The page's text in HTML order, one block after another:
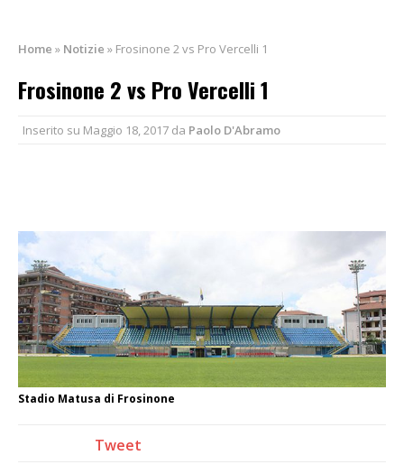
Home » Notizie » Frosinone 2 vs Pro Vercelli 1
Frosinone 2 vs Pro Vercelli 1
Inserito su Maggio 18, 2017 da Paolo D'Abramo
Stadio Matusa di Frosinone
Tweet